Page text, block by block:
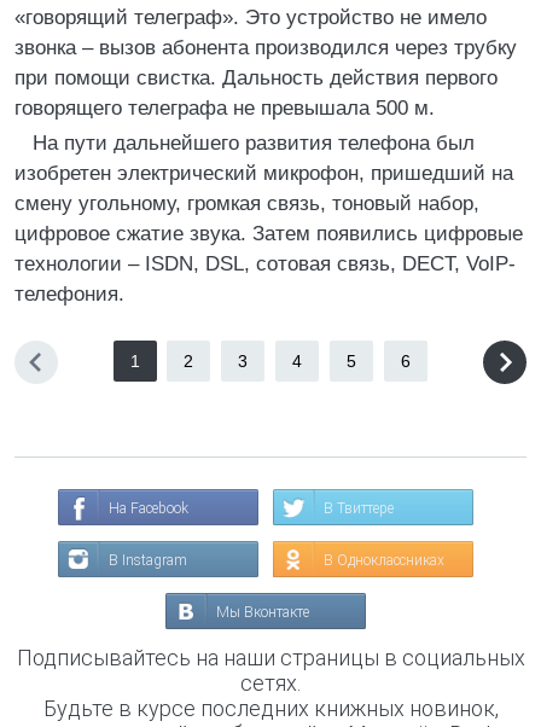
«говорящий телеграф». Это устройство не имело
звонка – вызов абонента производился через трубку
при помощи свистка. Дальность действия первого
говорящего телеграфа не превышала 500 м.
На пути дальнейшего развития телефона был
изобретен электрический микрофон, пришедший на
смену угольному, громкая связь, тоновый набор,
цифровое сжатие звука. Затем появились цифровые
технологии – ISDN, DSL, сотовая связь, DECT, VoIP-
телефония.
1 2 3 4 5 6
На Facebook В Твиттере
В Instagram В Одноклассниках
Мы Вконтакте
Подписывайтесь на наши страницы в социальных
сетях.
Будьте в курсе последних книжных новинок,